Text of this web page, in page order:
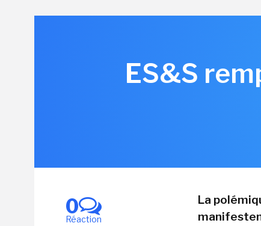
ES&S
0
Réaction
La